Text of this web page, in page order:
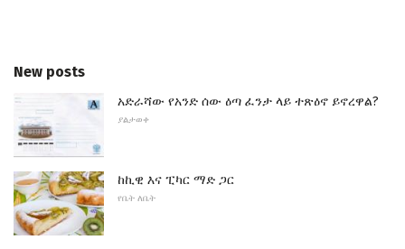
New posts
አድራሻው የአንድ ሰው ዕጣ ፈንታ ላይ ተጽዕኖ ይኖረዋል?
ያልታወቀ
ከኪዊ እና ፒካር ማድ ጋር
የቤት ለቤት